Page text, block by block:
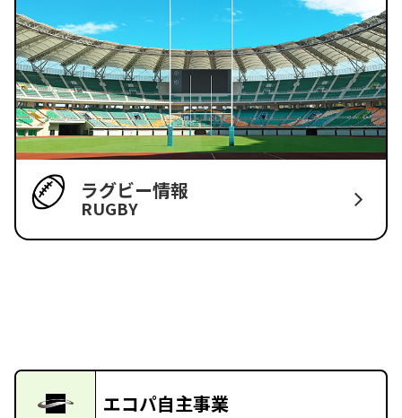
ラグビー情報
RUGBY
エコパ自主事業